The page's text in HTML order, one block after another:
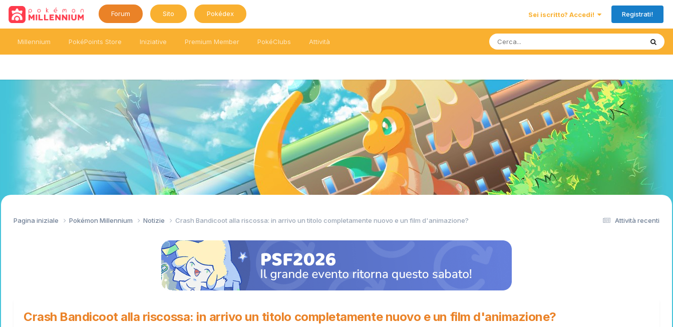
Forum Sito Pokédex Sei iscritto? Accedi! Registrati!
Millennium PokéPoints Store Iniziative Premium Member PokéClubs Attività
Attività recenti
Pagina iniziale Pokémon Millennium Notizie Crash Bandicoot alla riscossa: in arrivo un titolo completamente nuovo e un film d'animazione?
Crash Bandicoot alla riscossa: in arrivo un titolo completamente nuovo e un film d'animazione?